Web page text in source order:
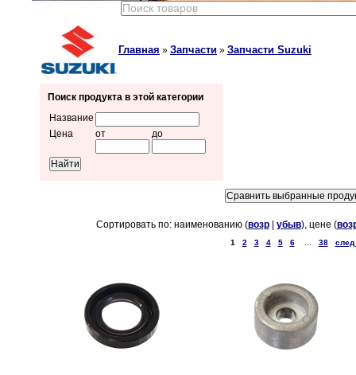
Главная » Запчасти » Запчасти Suzuki
Поиск продукта в этой категории
Название
Цена
от до
Сортировать по: наименованию (возр| убыв), цене (
1 2 3 4 5 6... 38 след